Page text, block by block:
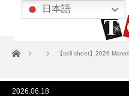
ホーム 【sell sheet】2026
2026.06.18
日本語